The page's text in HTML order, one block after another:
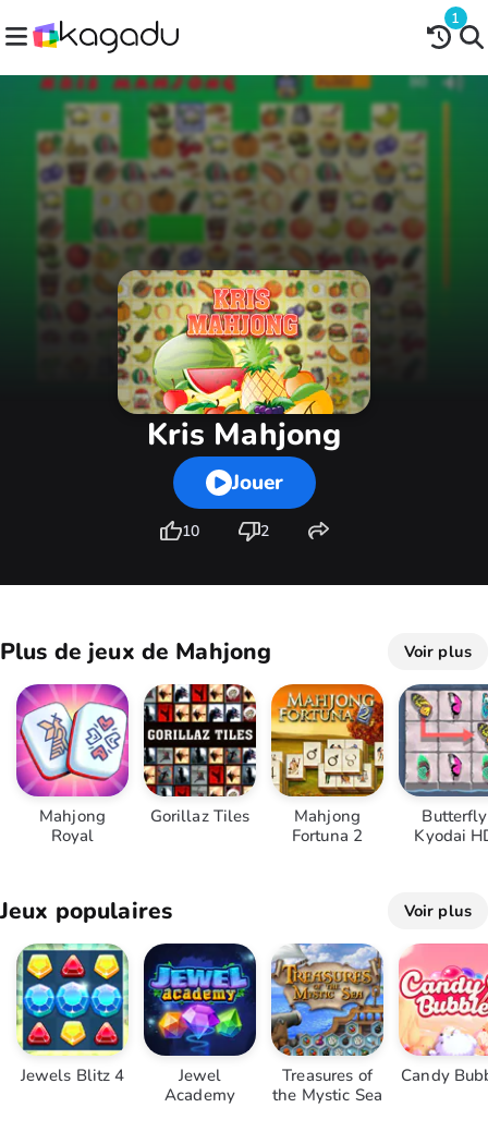
1
Kris Mahjong
Jouer
10 2
Plus de jeux de Mahjong Voir plus
Mahjong
Royal
Gorillaz Tiles
Mahjong
Fortuna 2
Butterfly
Kyodai
Jeux populaires Voir plus
Jewels Blitz 4
Jewel
Academy
Treasures of
the Mystic Sea
Candy